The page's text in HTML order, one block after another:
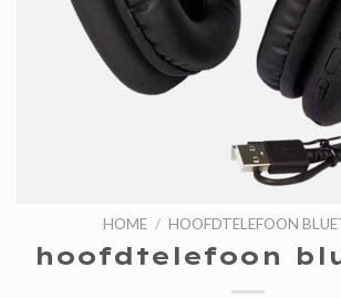
HOME / HOOFDTELEFOON
hoofdtelefoon